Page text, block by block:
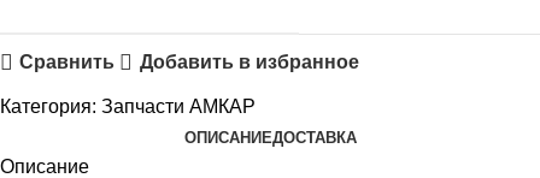
Сравнить Добавить в избранное
Категория: Запчасти АМКАР
ОПИСАНИЕДОСТАВКА
Описание